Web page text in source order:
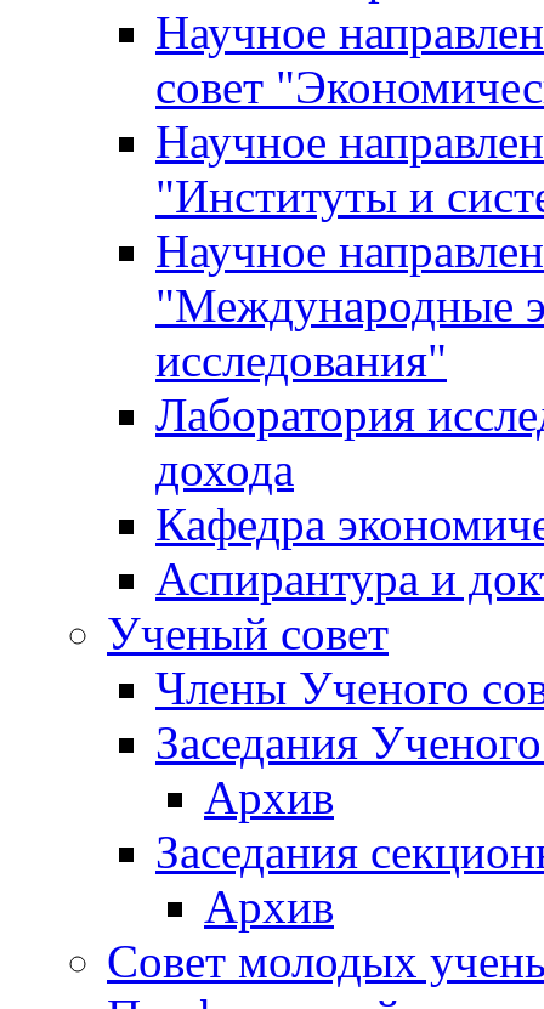
Научное
совет
Научное
"Институты и
Научное
"Международные
исследования"
Лаборатория
дохода
Кафедра
Аспирантура и
Ученый совет
Члены Ученого
Заседания
Архив
Заседания
Архив
Совет молодых